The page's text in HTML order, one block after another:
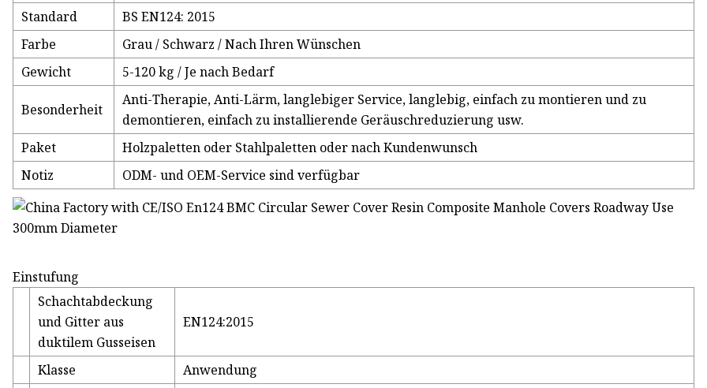
Standard
BS EN124: 2015
Farbe
Grau / Schwarz / Nach Ihren Wünschen
Gewicht
5-120 kg / Je nach Bedarf
Besonderheit
Anti-Therapie, Anti-Lärm, langlebiger Service, langlebig, einfach zu montieren und zu
demontieren, einfach zu installierende Geräuschreduzierung usw.
Paket
Holzpaletten oder Stahlpaletten oder nach Kundenwunsch
Notiz
ODM- und OEM-Service sind verfügbar
Einstufung
Schachtabdeckung
und Gitter aus
duktilem Gusseisen
EN124:2015
Klasse Anwendung